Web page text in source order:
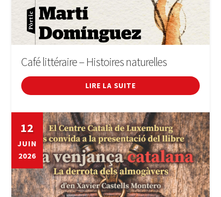
Café littéraire – Histoires naturelles
LIRE LA SUITE
12
JUIN
2026